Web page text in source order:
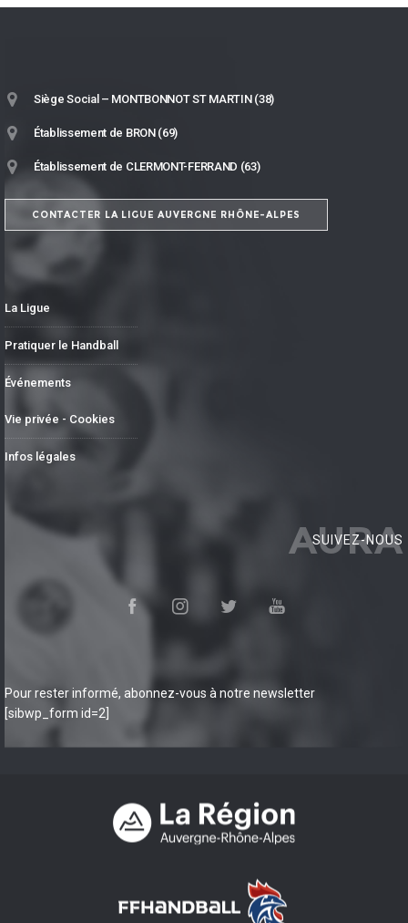
Siège Social – MONTBONNOT ST MARTIN (38)
Établissement de BRON (69)
Établissement de CLERMONT-FERRAND (63)
CONTACTER LA LIGUE AUVERGNE RHÔNE-ALPES
La Ligue
Pratiquer le Handball
Événements
Vie privée - Cookies
Infos légales
AURA
SUIVEZ-NOUS
Pour rester informé, abonnez-vous à notre newsletter
[sibwp_form id=2]